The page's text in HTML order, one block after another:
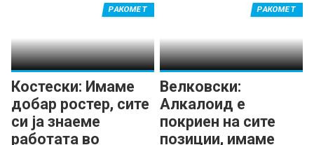
Костески: Имаме
добар ростер, сите
си ја знаеме
работата во
РАКОМЕТ
Велковски:
Алкалоид е
покриен на сите
позиции, имаме
РАКОМЕТ